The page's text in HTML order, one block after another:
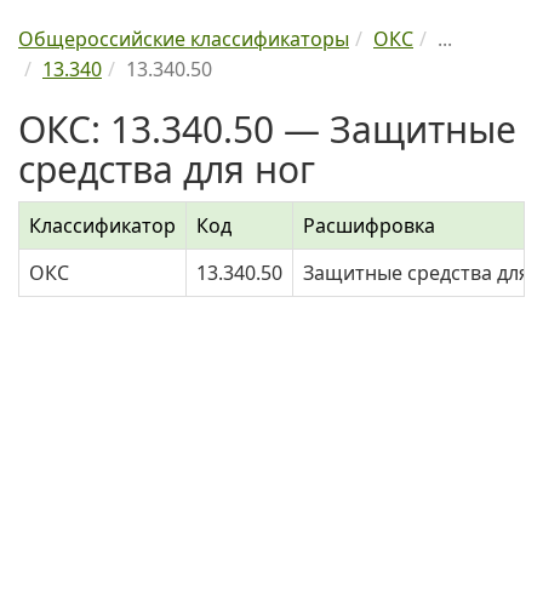
Общероссийские классификаторы ОКС
...
13.340
13.340.50
ОКС: 13.340.50 — Защитные
средства для ног
Классификатор Код
Расшифровка
ОКС
13.340.50 Защитные средства для